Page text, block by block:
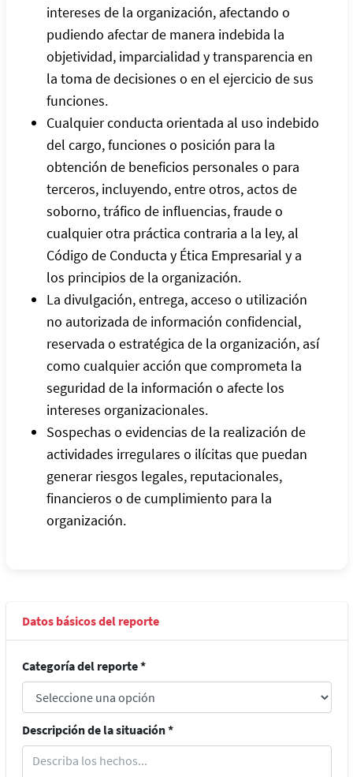
intereses de la organización, afectando o
pudiendo afectar de manera indebida la
objetividad, imparcialidad y transparencia en
la toma de decisiones o en el ejercicio de sus
funciones.
Cualquier conducta orientada al uso indebido
del cargo, funciones o posición para la
obtención de beneficios personales o para
terceros, incluyendo, entre otros, actos de
soborno, tráfico de influencias, fraude o
cualquier otra práctica contraria a la ley, al
Código de Conducta y Ética Empresarial y a
los principios de la organización.
La divulgación, entrega, acceso o utilización
no autorizada de información confidencial,
reservada o estratégica de la organización, así
como cualquier acción que comprometa la
seguridad de la información o afecte los
intereses organizacionales.
Sospechas o evidencias de la realización de
actividades irregulares o ilícitas que puedan
generar riesgos legales, reputacionales,
financieros o de cumplimiento para la
organización.
Datos básicos del reporte
Categoría del reporte *
Descripción de la situación *